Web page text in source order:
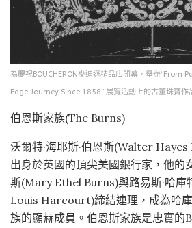
為慶祝BOUCHERON麥迪遜精品店開幕，舉辦“From
Edge Journey Since 1858” 展覽活動上的古董珠寶作
伯恩斯家族(The Burns)
沃爾特·海耶斯·伯恩斯(Walter
出身於英國的頂尖美國銀行家，他的
斯(Mary Ethel Burns)與路易斯·哈
Louis Harcourt)締結連理，成為哈
族的顯赫成員。伯恩斯家族是忠實的